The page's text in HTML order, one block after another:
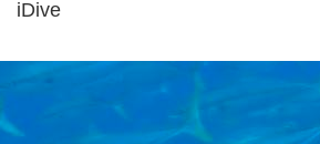
iDive